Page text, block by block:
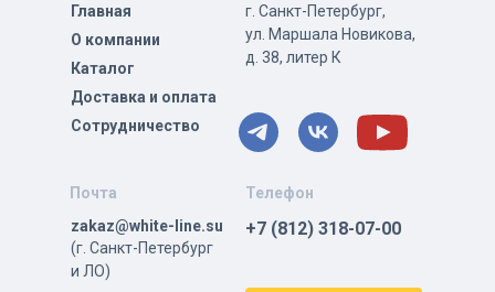
Почта Телефон
О компании
Каталог
Доставка и оплата
Сотрудничество
г. Санкт-Петербург,
ул. Маршала Новикова,
д. 38, литер К
(г. Санкт-Петербург
и ЛО)
zakaz@white-line.su +7 (812) 318-07-00
Главная